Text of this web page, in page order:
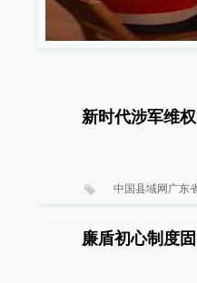
新时代涉军维
中国县域网广东
廉盾初心制度固